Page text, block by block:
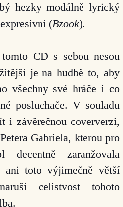
hezky modálně lyrický
(Bzook).
CD s sebou nesou
je na hudbě to, aby
všechny své hráče i co
posluchače. V souladu
i závěrečnou coververzi,
Gabriela, kterou pro
decentně zaranžovala
ani toto výjimečně větší
celistvost tohoto